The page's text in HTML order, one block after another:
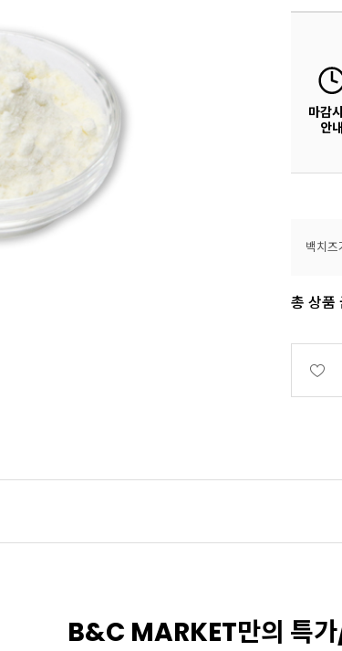
마감
안내
백치
총 상품
B&C MARKET만의 특